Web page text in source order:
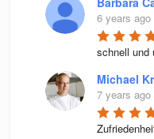
6 years ago
schnell und
Michael
7 years ago